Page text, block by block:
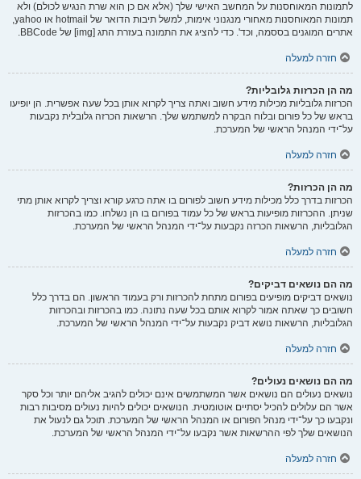
לתמונות המאוחסנות על המחשב האישי שלך (אלא אם כן הוא שרת הנגיש לכולם) ולא
תמונות המאוחסנות מאחורי מנגנוני אימות, למשל תיבות הדואר של hotmail או yahoo,
אתרים המוגנים בססמה, וכד'. כדי להציג את התמונה בעזרת התג [img] של BBCode.
חזרה למעלה
מה הן הכרזות גלובליות?
הכרזות גלובליות מכילות מידע חשוב ואתה צריך לקרוא אותן בכל שעה אפשרית. הן יופיעו
בראש של כל פורום ובלוח הבקרה למשתמש שלך. הרשאות הכרזה גלובלית נקבעות
על־ידי המנהל הראשי של המערכת.
חזרה למעלה
מה הן הכרזות?
הכרזות בדרך כלל מכילות מידע חשוב לפורום בו אתה כרגע קורא וצריך לקרוא אותן מתי
שניתן. ההכרזות מופיעות בראש של כל עמוד בפורום בו הן נשלחו. כמו בהכרזות
הגלובליות, הרשאות הכרזה נקבעות על־ידי המנהל הראשי של המערכת.
חזרה למעלה
מה הם נושאים דביקים?
נושאים דביקים מופיעים בפורום מתחת להכרזות ורק בעמוד הראשון. הם בדרך כלל
חשובים כך שאתה אמור לקרוא אותם בכל שעה נתונה. כמו בהכרזות ובהכרזות
הגלובליות, הרשאות נושא דביק נקבעות על־ידי המנהל הראשי של המערכת.
חזרה למעלה
מה הם נושאים נעולים?
נושאים נעולים הם נושאים אשר המשתמשים אינם יכולים להגיב אליהם יותר וכל סקר
אשר הם עלולים להכיל יסתיים אוטומטית. הנושאים יכולים להיות נעולים מסיבות רבות
ונקבעו כך על־ידי מנהל הפורום או המנהל הראשי של המערכת. תוכל גם לנעול את
הנושאים שלך לפי ההרשאות אשר נקבעו על־ידי המנהל הראשי של המערכת.
חזרה למעלה